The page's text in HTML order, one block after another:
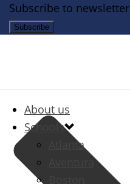
Subscribe to newsletter
About us
Schools
Atlanta
Aventura